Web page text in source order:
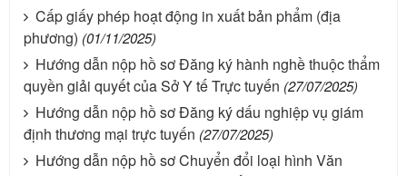
Cấp giấy phép hoạt động in xuất bản phẩm (địa
phương) (01/11/2025)
Hướng dẫn nộp hồ sơ Đăng ký hành nghề thuộc thẩm
quyền giải quyết của Sở Y tế Trực tuyến (27/07/2025)
Hướng dẫn nộp hồ sơ Đăng ký dấu nghiệp vụ giám
định thương mại trực tuyến (27/07/2025)
Hướng dẫn nộp hồ sơ Chuyển đổi loại hình Văn